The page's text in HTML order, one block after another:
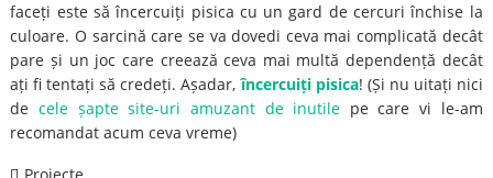
faceți este să încercuiți pisica cu un gard de cercuri închise la
culoare. O sarcină care se va dovedi ceva mai complicată decât
pare și un joc care creează ceva mai multă dependență decât
ați fi tentați să credeți. Așadar,încercuiți pisica! (Și nu uitați nici
decele șapte site-uri amuzant de inutile pe care vi le-am
recomandat acum ceva vreme)